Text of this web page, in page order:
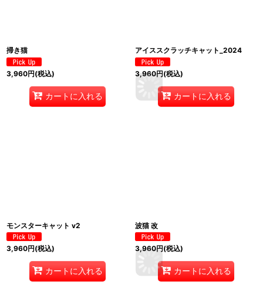
掃き猫
3,960円(税込)
カートに入れる
アイススクラッチキャット_2024
3,960円(税込)
カートに入れる
モンスターキャット v2
3,960円(税込)
カートに入れる
波猫 改
3,960円(税込)
カートに入れる